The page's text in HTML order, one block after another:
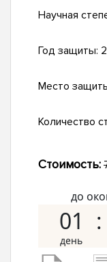
Научная
Год защиты:
Место
Количество
Стоимость:
до
01